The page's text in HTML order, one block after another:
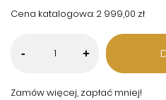
Cena katalogowa: 2 999,00 zł
- +
Zamów więcej, zapłać mniej!